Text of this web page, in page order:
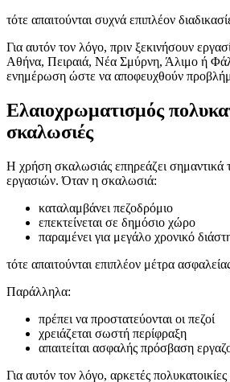
τότε απαιτούνται συχνά επιπλέον
Για αυτόν τον λόγο, πριν ξεκινήσουν
Αθήνα, Πειραιά, Νέα Σμύρνη, Άλιμο ή
ενημέρωση ώστε να αποφευχθούν
Ελαιοχρωματισμός
σκαλωσιές
Η χρήση σκαλωσιάς επηρεάζει σημαντικά
εργασιών. Όταν η σκαλωσιά:
καταλαμβάνει πεζοδρόμιο
επεκτείνεται σε δημόσιο χώρο
παραμένει για μεγάλο χρονικό
τότε απαιτούνται επιπλέον μέτρα
Παράλληλα:
πρέπει να προστατεύονται οι πεζοί
χρειάζεται σωστή περίφραξη
απαιτείται ασφαλής πρόσβαση
Για αυτόν τον λόγο, αρκετές